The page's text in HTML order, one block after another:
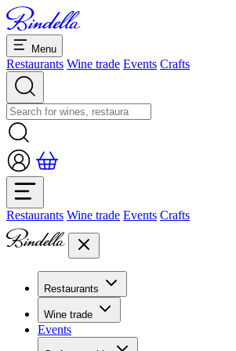
Menu
Restaurants Wine trade Events Crafts
Restaurants Wine trade Events Crafts
Restaurants
Overview restaurants
Banquets & seminars
Dolcezze
Wine trade
Overview
Events